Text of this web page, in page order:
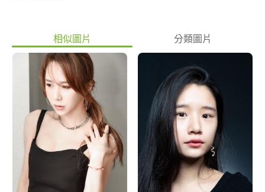
相似圖片 分類圖片